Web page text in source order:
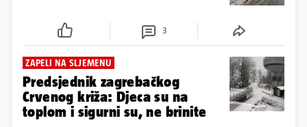
3
ZAPELI NA SLJEMENU
Predsjednik zagrebačkog
Crvenog križa: Djeca su na
toplom i sigurni su, ne brinite